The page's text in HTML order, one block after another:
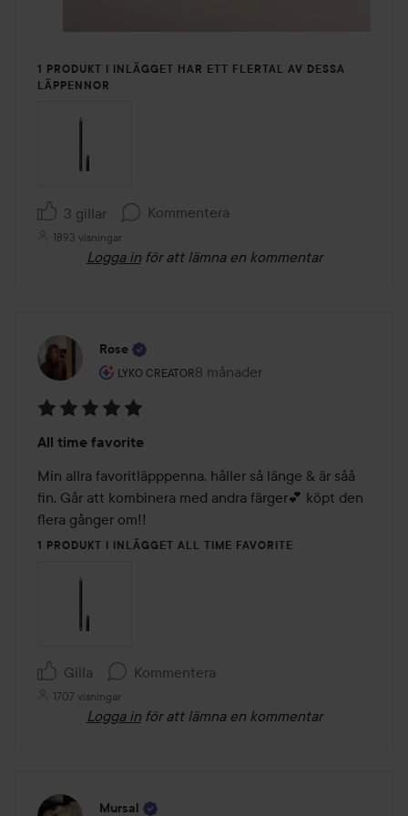
1 PRODUKT I INLÄGGET HAR ETT FLERTAL AV DESSA
LÄPPENNOR
3 gillar Kommentera
1893 visningar
Logga in för att lämna en kommentar
Rose
LYKO CREATOR
Användarens roll: Lyko Creator.
8 månader
Inlägget skapades 8 månader
5
av
5
All time favorite
Min allra favoritläpppenna, håller så länge & är såå
fin. Går att kombinera med andra färger💕 köpt den
flera gånger om!!
1 PRODUKT I INLÄGGET ALL TIME FAVORITE
Gilla Kommentera
1707 visningar
Logga in för att lämna en kommentar
Mursal